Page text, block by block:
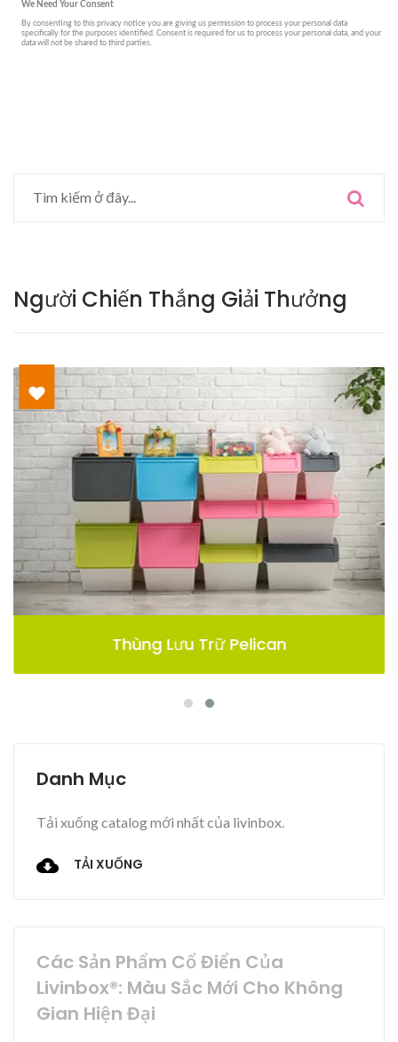
Người Chiến Thắng Giải Thưởng
Thùng Lưu Trữ Pelican
Danh Mục
Tải xuống catalog mới nhất của livinbox.
TẢI XUỐNG
Các Sản Phẩm Cổ Điển Của
Livinbox®: Màu Sắc Mới Cho Không
Gian Hiện Đại